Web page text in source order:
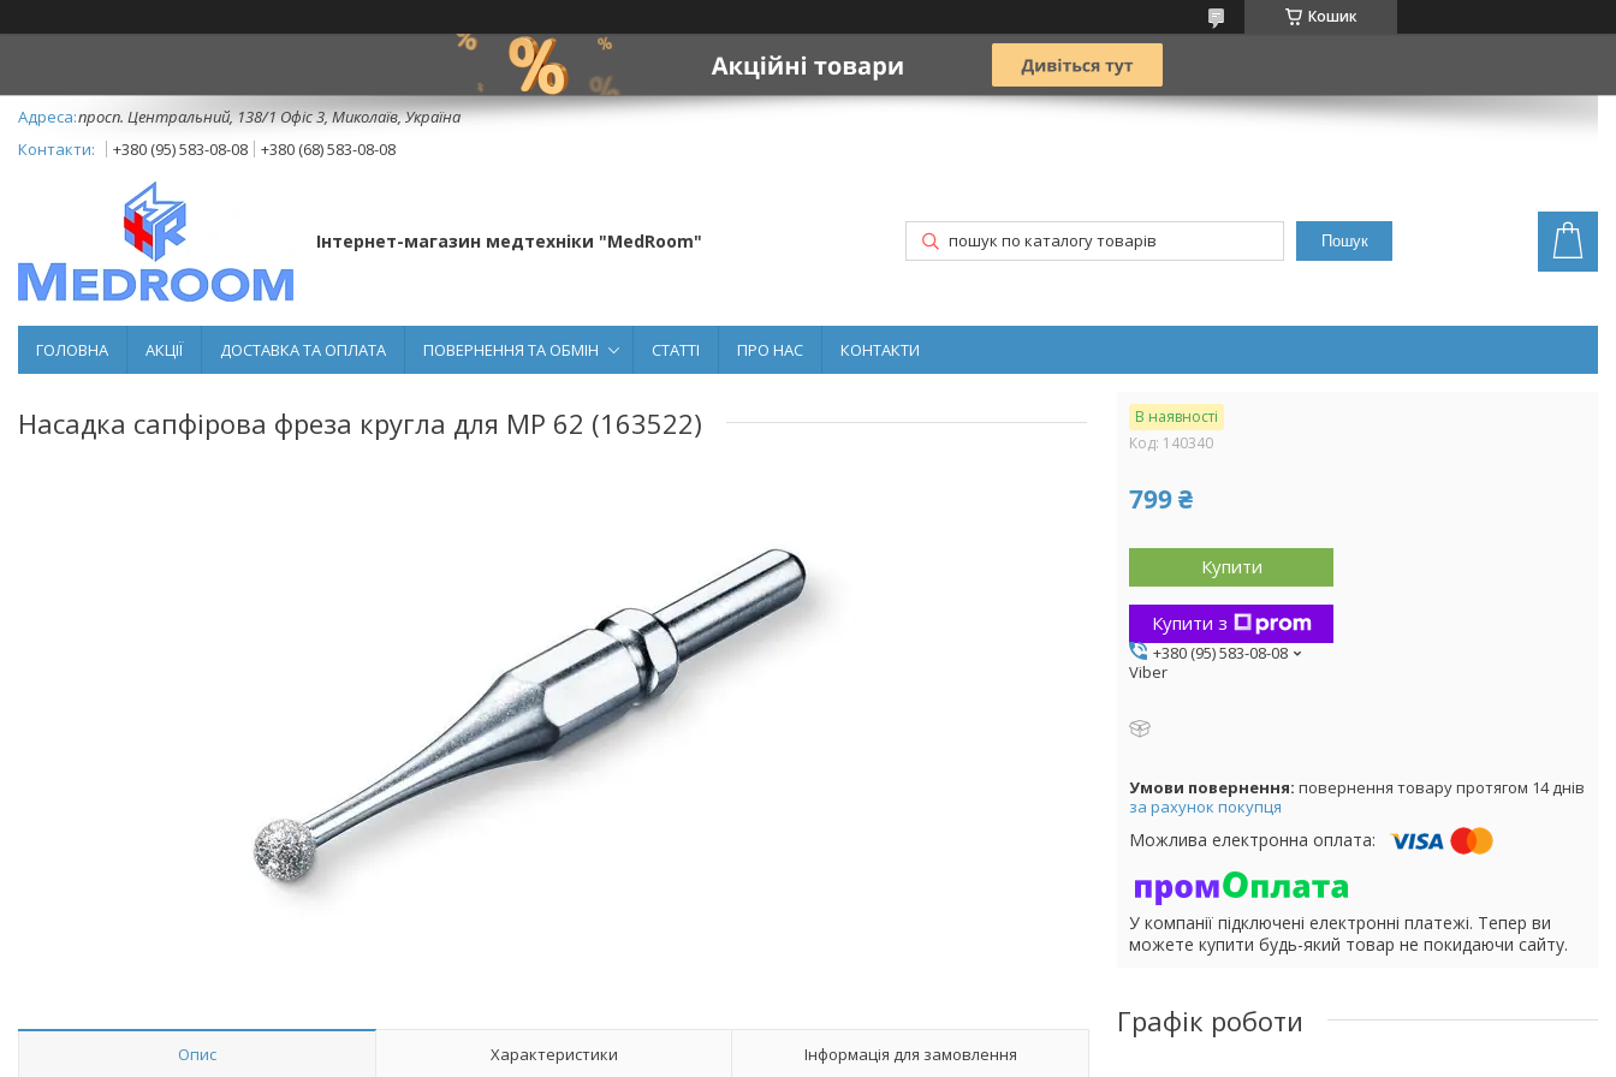
Кошик
просп. Центральний, 138/1 Офіс 3, Миколаїв, Україна
+380 (95) 583-08-08
+380 (68) 583-08-08
Інтернет-магазин медтехніки "MedRoom" Пошук
ГОЛОВНА АКЦІЇ ДОСТАВКА ТА ОПЛАТА ПОВЕРНЕННЯ ТА ОБМІН СТАТТІ ПРО НАС КОНТАКТИ
Насадка сапфірова фреза кругла для MP 62 (163522)
Опис Характеристики Інформація для замовлення
В наявності
Код: 140340
799 ₴
Купити
Купити з
+380 (95) 583-08-08
Viber
повернення товару протягом 14 днів
за рахунок покупця
У компанії підключені електронні платежі. Тепер ви
можете купити будь-який товар не покидаючи сайту.
Графік роботи